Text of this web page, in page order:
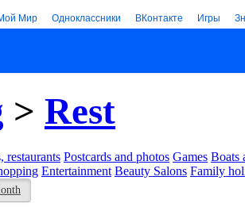
Мир Одноклассники ВКонтакте Игры
> Rest
restaurants Postcards and photos Games Boats
Entertainment Beauty Salons Family